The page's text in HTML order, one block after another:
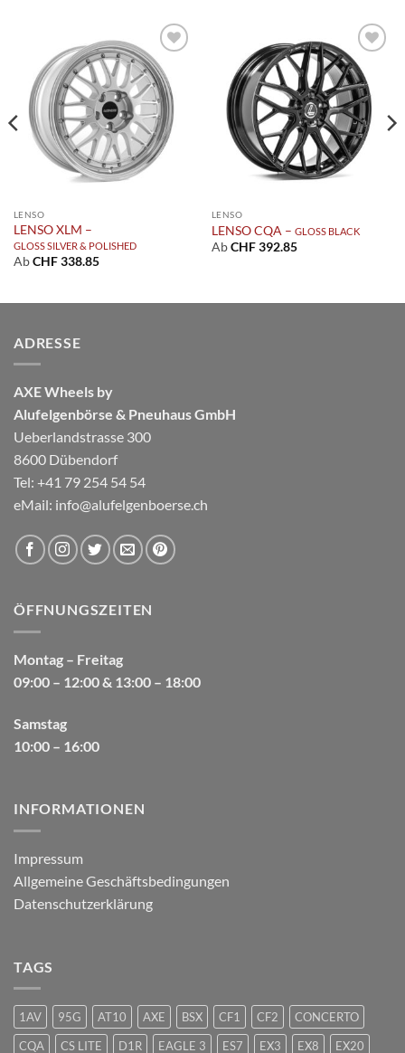
Add to
wishlist
LENSO
LENSO XLM –
GLOSS SILVER & POLISHED
AbCHF338.85
Add to
wishlist
LENSO
LENSO CQA – GLOSS BLACK
AbCHF392.85
ADRESSE
AXE Wheels by
Alufelgenbörse & Pneuhaus GmbH
Ueberlandstrasse 300
8600 Dübendorf
Tel: +41 79 254 54 54
eMail: info@alufelgenboerse.ch
ÖFFNUNGSZEITEN
Montag – Freitag
09:00 – 12:00 & 13:00 – 18:00
Samstag
10:00 – 16:00
INFORMATIONEN
Impressum
Allgemeine Geschäftsbedingungen
Datenschutzerklärung
TAGS
1AV 95G AT10 AXE BSX CF1 CF2
CONCERTO
CQA
CS LITE D1R EAGLE 3 ES7 EX3 EX8 EX20